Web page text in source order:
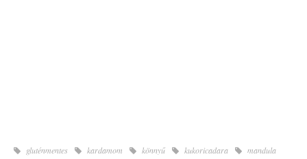
gluténmentes kardamom könnyű kukoricadara mandula